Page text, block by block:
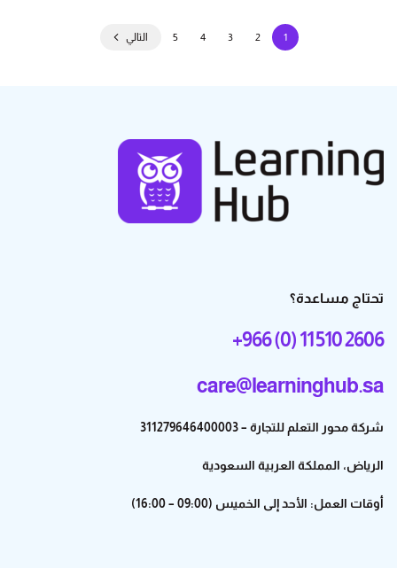
1
2
3
4
5 التالي
تحتاج مساعدة؟
+966 (0) 11 510 2606
care@learninghub.sa
شركة محور التعلم للتجارة – 311279646400003
الرياض، المملكة العربية السعودية
أوقات العمل: الأحد إلى الخميس (09:00 – 16:00)